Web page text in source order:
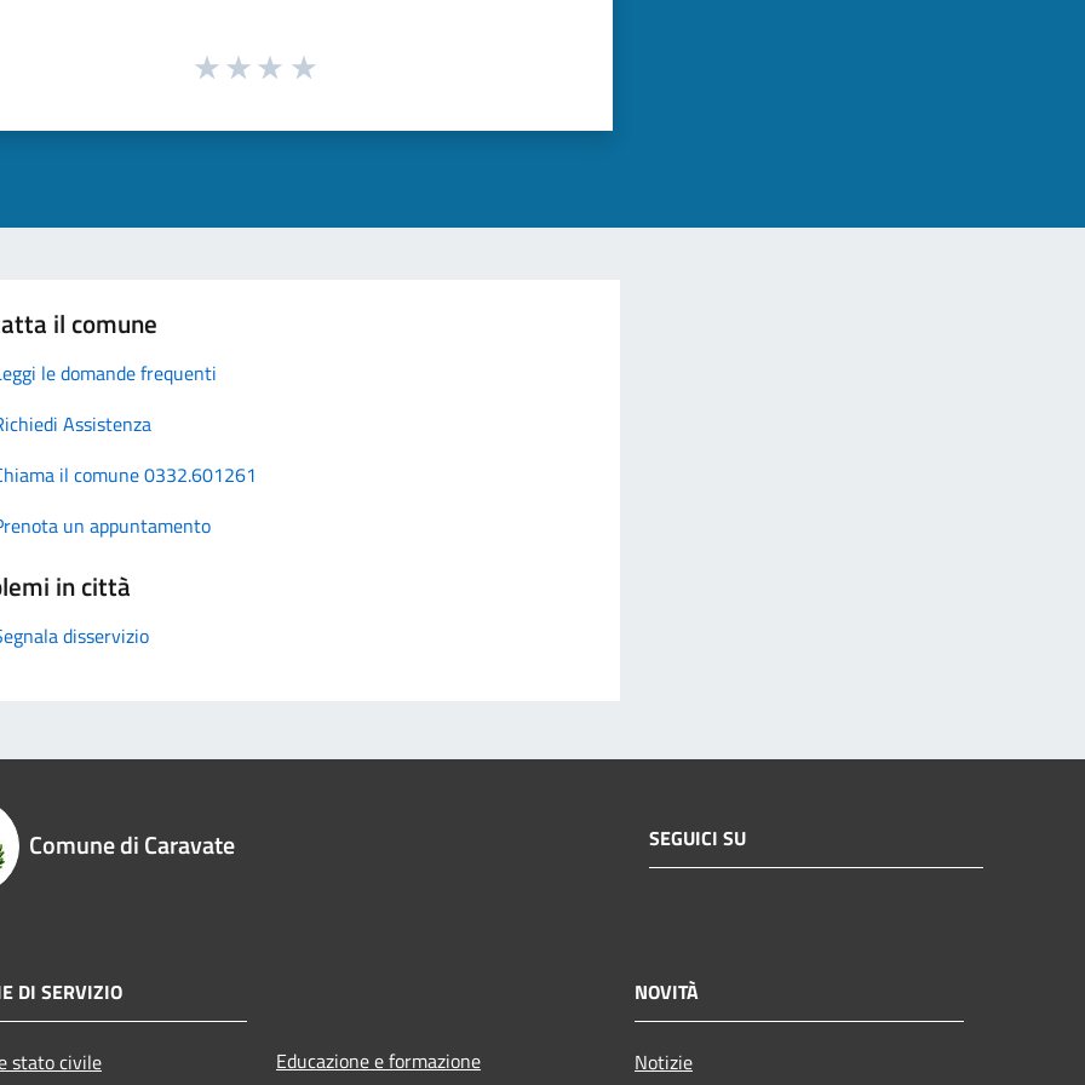
il comune
le domande frequenti
Assistenza
il comune 0332.601261
un appuntamento
in città
disservizio
Comune di Caravate SEGUICI SU
DI SERVIZIO
stato civile Educazione e formazione
NOVITÀ
Notizie